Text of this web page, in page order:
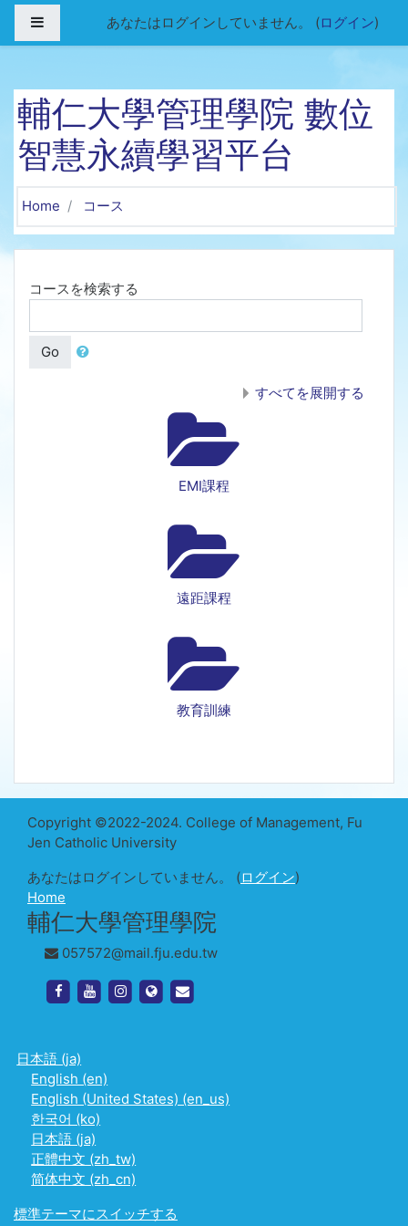
メインコンテンツへスキップする
サイドパネルあなたはログインしていません。 (ログイン)
輔仁大學管理學院 數位
智慧永續學習平台
Home コース
コースを検索する
Go
すべてを展開する
EMI課程
遠距課程
教育訓練
Copyright ©2022-2024. College of Management, Fu
Jen Catholic University
あなたはログインしていません。 (ログイン)
Home
輔仁大學管理學院
057572@mail.fju.edu.tw
https://www.facebook.com/management.fju.edu.tw
https://www.youtube.com/channel/
https://www.instagram.com/fjcm1969
http://www.management.fju.edu.tw/
日本語 ‎(ja)‎
English ‎(en)‎
English (United States) ‎(en_us)‎
한국어 ‎(ko)‎
日本語 ‎(ja)‎
正體中文 ‎(zh_tw)‎
简体中文 ‎(zh_cn)‎
標準テーマにスイッチする